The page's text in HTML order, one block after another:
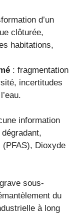
d’un
clôturée,
habitations,
: fragmentation
incertitudes
information
Dioxyde
sous-
du
à long